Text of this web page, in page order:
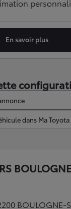
En savoir plus
dans Ma Toyota
BOULOGNE-